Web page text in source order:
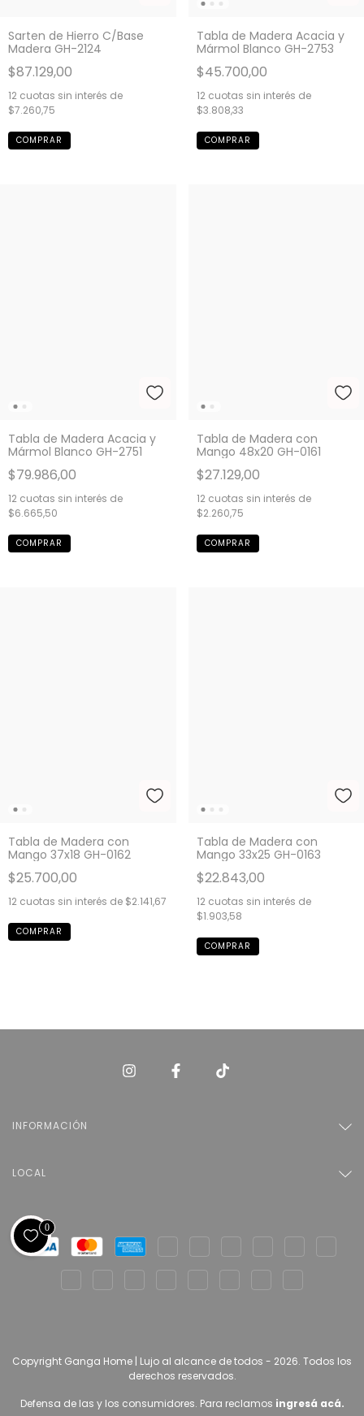
Sarten de Hierro C/Base
Madera GH-2124
$87.129,00
12 cuotas sin interés de
$7.260,75
Tabla de Madera Acacia y
Mármol Blanco GH-2753
$45.700,00
12 cuotas sin interés de
$3.808,33
Tabla de Madera Acacia y
Mármol Blanco GH-2751
$79.986,00
12 cuotas sin interés de
$6.665,50
Tabla de Madera con
Mango 48x20 GH-0161
$27.129,00
12 cuotas sin interés de
$2.260,75
Tabla de Madera con
Mango 37x18 GH-0162
$25.700,00
12 cuotas sin interés de $2.141,67
Tabla de Madera con
Mango 33x25 GH-0163
$22.843,00
12 cuotas sin interés de
$1.903,58
INFORMACIÓN
LOCAL
Copyright Ganga Home | Lujo al alcance de todos - 2026. Todos los
derechos reservados.
Defensa de las y los consumidores. Para reclamos ingresá acá.
0